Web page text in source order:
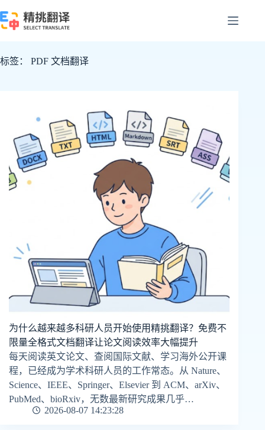
至
标签：
PDF 文档翻译
为什么越来越多科研人员开始使用精挑翻译？免费不
限量全格式文档翻译让论文阅读效率大幅提升
每天阅读英文论文、查阅国际文献、学习海外公开课
程，已经成为学术科研人员的工作常态。从 Nature、
Science、IEEE、Springer、Elsevier 到 ACM、arXiv、
PubMed、bioRxiv，无数最新研究成果几乎…
2026-08-07 14:23:28